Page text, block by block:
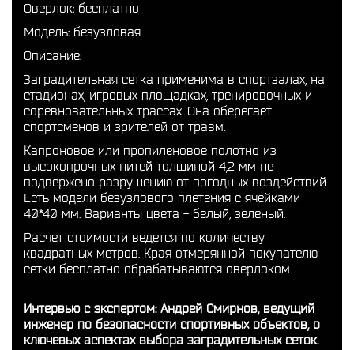
Оверлок: бесплатно
Модель: безузловая
Описание:
Заградительная сетка применима в спортзалах, на
стадионах, игровых площадках, тренировочных и
соревновательных трассах. Она оберегает
спортсменов и зрителей от травм.
Капроновое или пропиленовое полотно из
высокопрочных нитей толщиной 4,2 мм не
подвержено разрушению от погодных воздействий.
Есть модели безузлового плетения с ячейками
40*40 мм. Варианты цвета - белый, зеленый.
Расчет стоимости ведется по количеству
квадратных метров. Края отмерянной покупателю
сетки бесплатно обрабатываются оверлоком.
Интервью с экспертом: Андрей Смирнов, ведущий
инженер по безопасности спортивных объектов, о
ключевых аспектах выбора заградительных сеток.